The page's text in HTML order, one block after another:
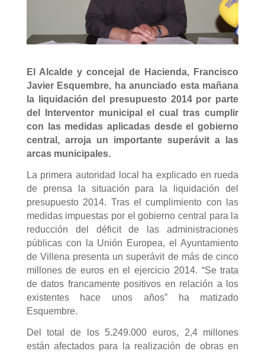
El Alcalde y concejal de Hacienda, Francisco
Javier Esquembre, ha anunciado esta mañana
la liquidación del presupuesto 2014 por parte
del Interventor municipal el cual tras cumplir
con las medidas aplicadas desde el gobierno
central, arroja un importante superávit a las
arcas municipales.
La primera autoridad local ha explicado en rueda
de prensa la situación para la liquidación del
presupuesto 2014. Tras el cumplimiento con las
medidas impuestas por el gobierno central para la
reducción del déficit de las administraciones
públicas con la Unión Europea, el Ayuntamiento
de Villena presenta un superávit de más de cinco
millones de euros en el ejercicio 2014. “Se trata
de datos francamente positivos en relación a los
existentes hace unos años” ha matizado
Esquembre.
Del total de los 5.249.000 euros, 2,4 millones
están afectados para la realización de obras en